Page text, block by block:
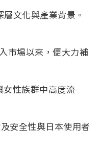
文化與產業背景。
市場以來，便大力補
性族群中高度流
安全性與日本使用者